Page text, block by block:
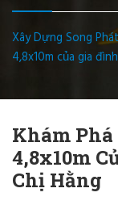
Xây Dựng Song
4,8x10m của gia
Khám
4,8x10m
Chị Hằng